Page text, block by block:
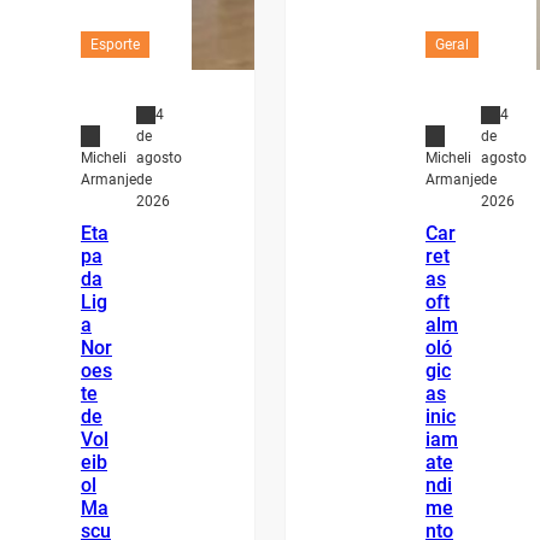
Esporte
Micheli
Armanje
4
de
agosto
de
2026
Eta
pa
da
Lig
a
Nor
oes
te
de
Vol
eib
ol
Ma
scu
Geral
Micheli
Armanje
4
de
agosto
de
2026
Car
ret
as
oft
alm
oló
gic
as
inic
iam
ate
ndi
me
nto